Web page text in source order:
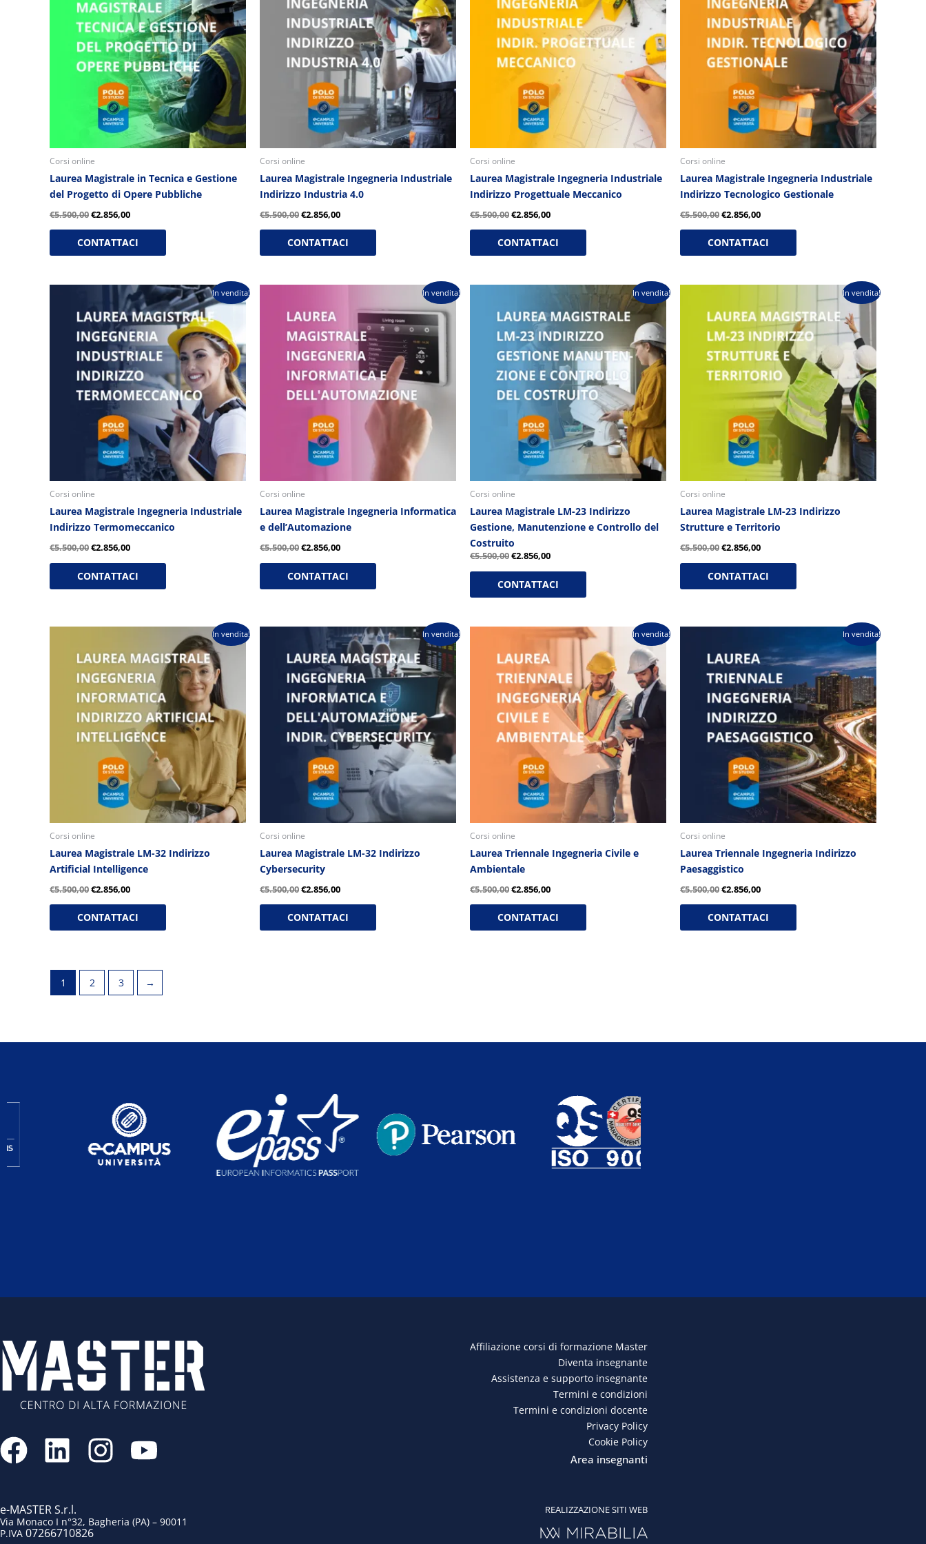
Corsi online
Laurea Magistrale in Tecnica e Gestione
del Progetto di Opere Pubbliche
€5.500,00€2.856,00
CONTATTACI
Corsi online
Laurea Magistrale Ingegneria Industriale
Indirizzo Industria 4.0
€5.500,00€2.856,00
CONTATTACI
Corsi online
Laurea Magistrale Ingegneria Industriale
Indirizzo Progettuale Meccanico
€5.500,00€2.856,00
CONTATTACI
Corsi online
Laurea Magistrale Ingegneria Industriale
Indirizzo Tecnologico Gestionale
€5.500,00€2.856,00
CONTATTACI
In vendita!
Corsi online
Laurea Magistrale Ingegneria Industriale
Indirizzo Termomeccanico
€5.500,00
originale
era:
€5.500,00.
€2.856,00
prezzo
attuale
è:
€2.856,00.
CONTATTACI
In vendita!
Corsi online
Laurea Magistrale Ingegneria Informatica
e dell’Automazione
€5.500,00
originale
era:
€5.500,00.
€2.856,00
attuale
€2.856,00.
CONTATTACI
In vendita!
Corsi online
Laurea Magistrale LM-23 Indirizzo
Gestione, Manutenzione e Controllo del
Costruito
€5.500,00
originale
era:
€5.500,00.
€2.856,00
attuale
è:
€2.856,00.
CONTATTACI
In vendita!
Corsi online
Laurea Magistrale LM-23 Indirizzo
Strutture e Territorio
€5.500,00
originale
era:
€5.500,00.
€2.856,00
attuale
è:
€2.856,00.
CONTATTACI
In vendita!
Corsi online
Laurea Magistrale LM-32 Indirizzo
Artificial Intelligence
€5.500,00
originale
era:
€5.500,00.
€2.856,00
attuale
è:
€2.856,00.
CONTATTACI
In vendita!
Corsi online
Laurea Magistrale LM-32 Indirizzo
Cybersecurity
€5.500,00
prezzo
originale
era:
€5.500,00.
€2.856,00
prezzo
attuale
è:
€2.856,00.
CONTATTACI
In vendita!
Corsi online
Laurea Triennale Ingegneria Civile e
Ambientale
€5.500,00
originale
era:
€5.500,00.
€2.856,00
Il
prezzo
attuale
è:
€2.856,00.
CONTATTACI
In vendita!
Corsi online
Laurea Triennale Ingegneria Indirizzo
Paesaggistico
€5.500,00
originale
era:
€5.500,00.
€2.856,00
attuale
è:
€2.856,00.
CONTATTACI
1 2 3 →
F
a
e
L
i
k
I
n
t
Y
o
t
Affiliazione corsi di formazione Master
Diventa insegnante
Assistenza e supporto insegnante
Termini e condizioni
Termini e condizioni docente
Privacy Policy
Cookie Policy
Area insegnanti
e-MASTER S.r.l.
Via Monaco I n°32, Bagheria (PA) – 90011
P.IVA 07266710826
REALIZZAZIONE SITI WEB